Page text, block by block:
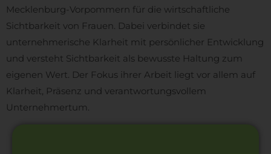
Mecklenburg-Vorpommern für die wirtschaftliche
Sichtbarkeit von Frauen. Dabei verbindet sie
unternehmerische Klarheit mit persönlicher Entwicklung
und versteht Sichtbarkeit als bewusste Haltung zum
eigenen Wert. Der Fokus ihrer Arbeit liegt vor allem auf
Klarheit, Präsenz und verantwortungsvollem
Unternehmertum.